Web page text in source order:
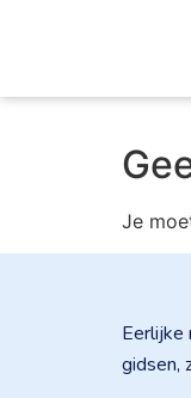
Je
Eerlijke
gidsen,